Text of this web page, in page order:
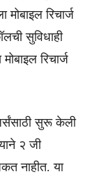
रिचार्ज
सुविधाही
रिचार्ज
सुरू केली
२ जी
नाहीत. या